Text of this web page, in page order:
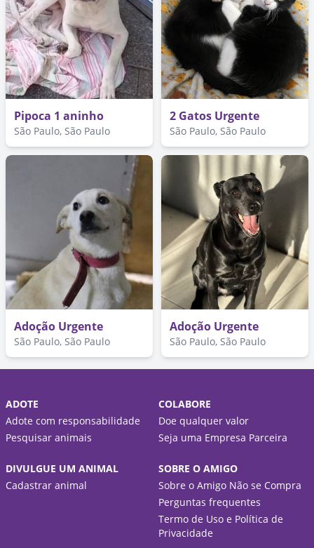
Pipoca 1 aninho
São Paulo, São Paulo
2 Gatos Urgente
São Paulo, São Paulo
Adoção Urgente
São Paulo, São Paulo
Adoção Urgente
São Paulo, São Paulo
ADOTE
Adote com responsabilidade
Pesquisar animais
COLABORE
Doe qualquer valor
Seja uma Empresa Parceira
DIVULGUE UM ANIMAL
Cadastrar animal
SOBRE O AMIGO
Sobre o Amigo Não se Compra
Perguntas frequentes
Termo de Uso e Política de
Privacidade